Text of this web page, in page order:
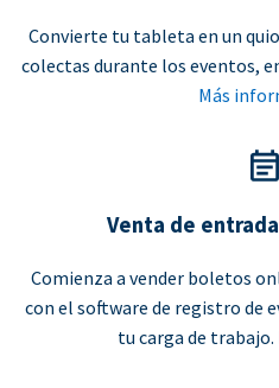
Convierte tu tableta en un
colectas durante los eventos,
Más
Venta de
Comienza a vender boletos
con el software de registro de
tu carga de trabajo.